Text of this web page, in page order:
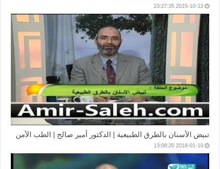
2015-10-12 23:27:35
تبيض الأسنان بالطرق الطبيعية | الدكتور أمير صالح | الطب الآمن
2018-01-10 13:08:20